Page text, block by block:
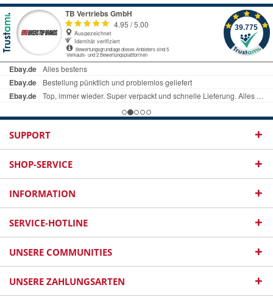
SUPPORT
SHOP-SERVICE
INFORMATION
SERVICE-HOTLINE
UNSERE COMMUNITIES
UNSERE ZAHLUNGSARTEN